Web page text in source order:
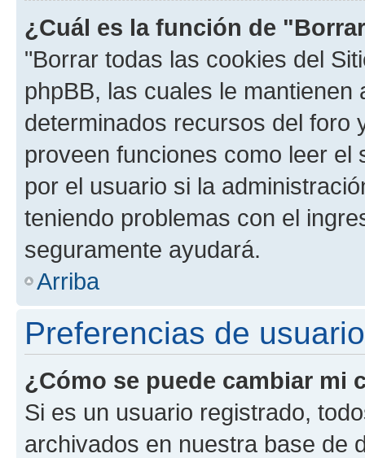
¿Cuál es la función de
"Borrar todas las cookies del
phpBB, las cuales le
determinados recursos del foro
proveen funciones como leer el
por el usuario si la
teniendo problemas con el
seguramente ayudará.
Arriba
Preferencias de
¿Cómo se puede cambiar mi
Si es un usuario registrado,
archivados en nuestra base de